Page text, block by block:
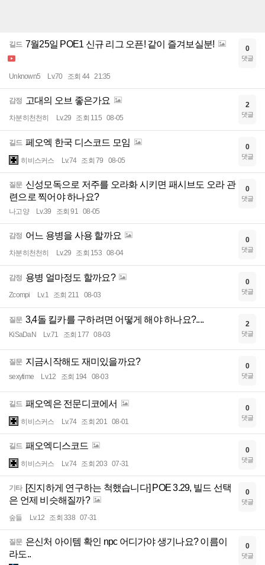
길드 7월25일 POE1 신규 리그 오픈! 같이 즐겨보실분!
Unknown5 Lv.70 조회 44 21:35
0
댓글
감정 고대의 오브 좋은가요
차분히천천히 Lv.29 조회 115 08-05
2
댓글
길드 페오엑 한국 디스코드 모임
히비스커스 Lv.74 조회 79 08-05
0
댓글
질문 신성모독으로 저주를 오라화 시키면 패시브도 오라 관
련으로 찍어야 하나요?
나고양 Lv.39 조회 91 08-05
0
댓글
감정 어느 용병을 사용 할까요
차분히천천히 Lv.29 조회 153 08-04
0
댓글
감정 용병 얼마정도 할까요?
Zcompi Lv.1 조회 211 08-03
0
댓글
질문 3,4돌 킬카를 구하려면 어떻게 해야 하나요?....
KiSaDaN Lv.71 조회 177 08-03
2
댓글
질문 지금시작해도 재미있을까요?
sexytime Lv.12 조회 194 08-03
0
댓글
길드 패오엑은 전문디코에서
히비스커스 Lv.74 조회 201 08-01
0
댓글
길드 패오엑디스코드
히비스커스 Lv.74 조회 203 07-31
0
댓글
기타 [진지하게 연구하는 척했습니다] POE 3.29, 빌드 선택
은 언제 비슷해질까?
숲들 Lv.12 조회 338 07-31
0
댓글
질문 은신처 아이템 확인 npc 어디가야 생기나요? 이름이
라도..
0
댓글